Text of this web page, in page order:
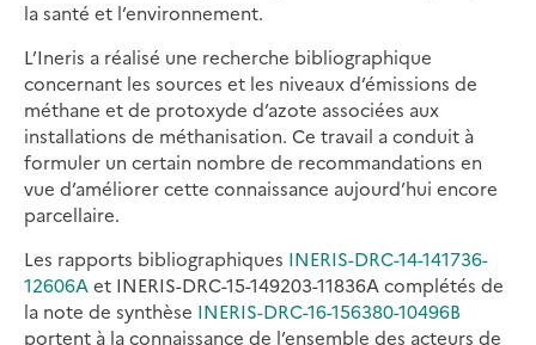
la santé et l’environnement.
L’Ineris a réalisé une recherche bibliographique
concernant les sources et les niveaux d’émissions de
méthane et de protoxyde d’azote associées aux
installations de méthanisation. Ce travail a conduit à
formuler un certain nombre de recommandations en
vue d’améliorer cette connaissance aujourd’hui encore
parcellaire.
Les rapports bibliographiques INERIS-DRC-14-141736-
12606Aet INERIS-DRC-15-149203-11836A complétés de
la note de synthèse INERIS-DRC-16-156380-10496B
portent à la connaissance de l’ensemble des acteurs de